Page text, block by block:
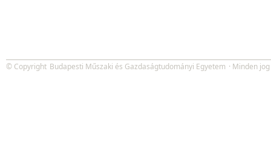
© Copyright Budapesti Műszaki és Gazdaságtudományi Egyetem · Minden